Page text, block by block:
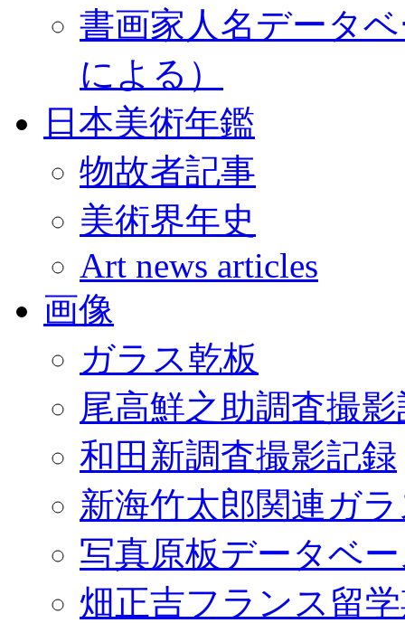
書画家人名データ
による）
日本美術年鑑
物故者記事
美術界年史
Art news articles
画像
ガラス乾板
尾高鮮之助調査撮
和田新調査撮影記録
新海竹太郎関連ガ
写真原板データベ
畑正吉フランス留